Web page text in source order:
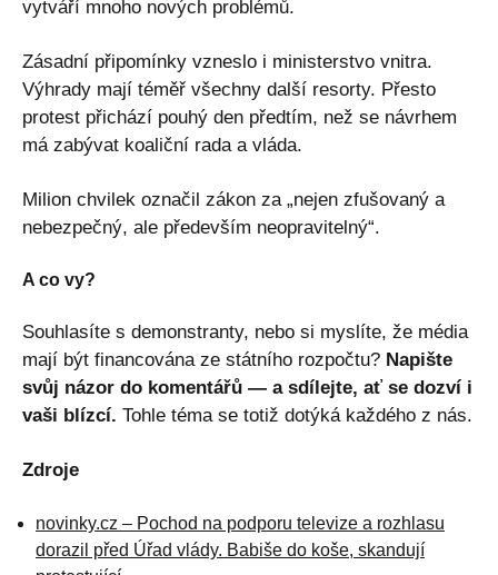
vytváří mnoho nových problémů.
Zásadní připomínky vzneslo i ministerstvo vnitra.
Výhrady mají téměř všechny další resorty. Přesto
protest přichází pouhý den předtím, než se návrhem
má zabývat koaliční rada a vláda.
Milion chvilek označil zákon za „nejen zfušovaný a
nebezpečný, ale především neopravitelný“.
A co vy?
Souhlasíte s demonstranty, nebo si myslíte, že média
mají být financována ze státního rozpočtu? Napište
svůj názor do komentářů — a sdílejte, ať se dozví i
vaši blízcí. Tohle téma se totiž dotýká každého z nás.
Zdroje
novinky.cz – Pochod na podporu televize a rozhlasu
dorazil před Úřad vlády. Babiše do koše, skandují